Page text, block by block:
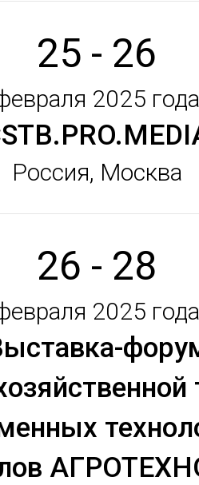
25 - 26
2025 года
Россия, Москва
26 - 28
2025 года